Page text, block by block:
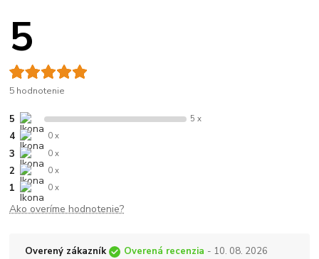
5
5 hodnotenie
5 5 x
4 0 x
3 0 x
2 0 x
1 0 x
Ako overíme hodnotenie?
Overený zákazník Overená recenzia - 10. 08. 2026